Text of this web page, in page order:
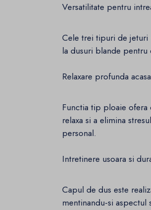
Versatilitate pentru
Cele trei tipuri de jeturi
la dusuri blande
Relaxare profunda acasa
Functia tip ploaie
relaxa si a elimina
personal.
Intretinere usoara si
Capul de dus este
mentinandu-si